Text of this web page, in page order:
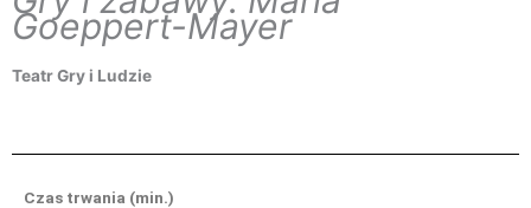
Goeppert-Mayer
Teatr Gry i Ludzie
Czas trwania (min.)